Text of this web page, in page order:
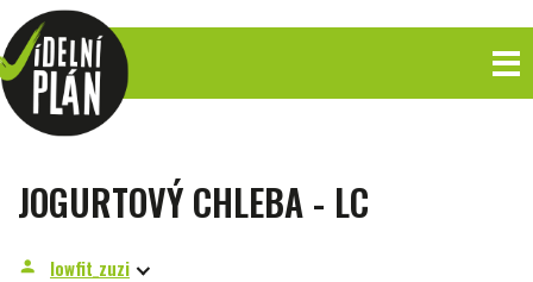
JOGURTOVÝ CHLEBA - LC
person lowfit_zuzi